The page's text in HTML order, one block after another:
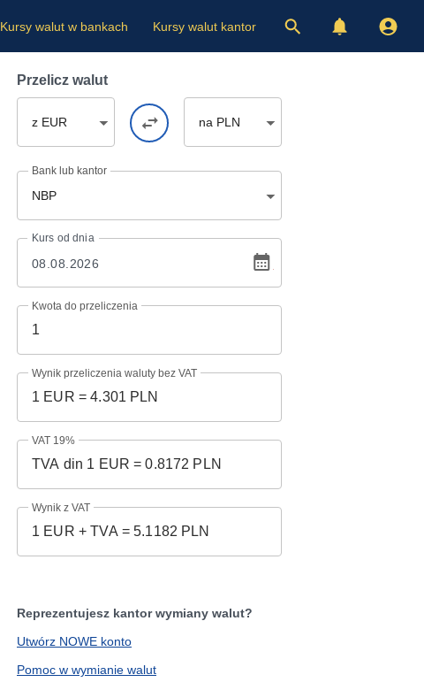
Kursy walut w bankach Kursy walut kantor
Przelicz walut
z EUR na PLN
Bank lub kantor
NBP
Kurs od dnia
Kwota do przeliczenia
Wynik przeliczenia waluty bez VAT
VAT 19%
Wynik z VAT
Reprezentujesz kantor wymiany walut?
Utwórz NOWE konto
Pomoc w wymianie walut